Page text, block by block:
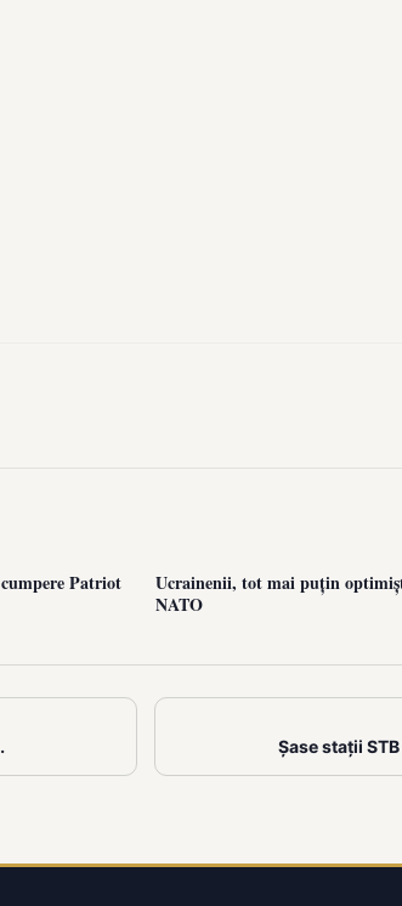
Patriot
Ucrainenii, tot mai puțin
NATO
Șase stații